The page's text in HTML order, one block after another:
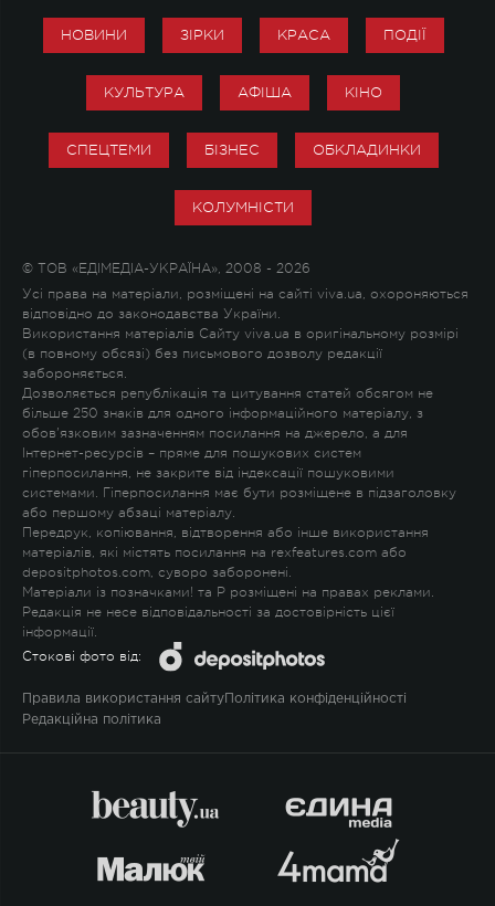
НОВИНИ ЗІРКИ КРАСА ПОДІЇ
КУЛЬТУРА АФІША КІНО
СПЕЦТЕМИ БІЗНЕС ОБКЛАДИНКИ
КОЛУМНІСТИ
© ТОВ «ЕДІМЕДІА-УКРАЇНА», 2008 - 2026
Усі права на матеріали, розміщені на сайті viva.ua, охороняються
відповідно до законодавства України.
Використання матеріалів Сайту viva.ua в оригінальному розмірі
(в повному обсязі) без письмового дозволу редакції
забороняється.
Дозволяється републікація та цитування статей обсягом не
більше 250 знаків для одного інформаційного матеріалу, з
обов'язковим зазначенням посилання на джерело, а для
Інтернет-ресурсів – пряме для пошукових систем
гіперпосилання, не закрите від індексації пошуковими
системами. Гіперпосилання має бути розміщене в підзаголовку
або першому абзаці матеріалу.
Передрук, копіювання, відтворення або інше використання
матеріалів, які містять посилання на rexfeatures.com або
depositphotos.com, суворо заборонені.
Матеріали із позначками! та P розміщені на правах реклами.
Редакція не несе відповідальності за достовірність цієї
інформації.
Стокові фото від:
Правила використання сайту Політика конфіденційності
Редакційна політика